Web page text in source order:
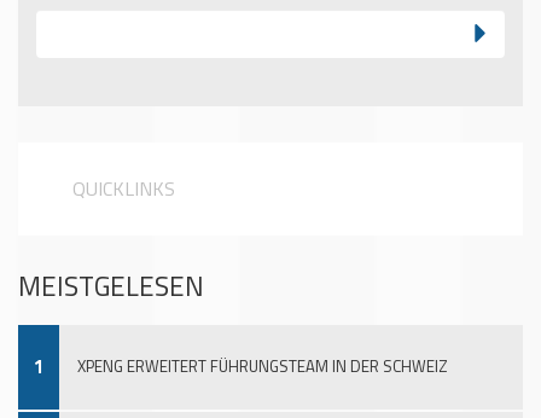
QUICKLINKS
MEISTGELESEN
1 XPENG ERWEITERT FÜHRUNGSTEAM IN DER SCHWEIZ